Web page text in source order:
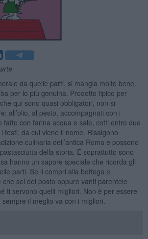
da quelle parti, si mangia molto bene.
per lo più genuina. Prodotto tipico per
qui sono quasi obbligatori, non si
all’olio, al pesto, accompagnati con i
fatto con farina acqua e sale, cotti entro due
testi, da cui viene il nome. Risalgono
culinaria dell’antica Roma e possono
della storia. E soprattutto sono
hanno un sapore speciale che ricorda gli
parti. Se li compri alla bottega e
sei del posto oppure vanti parentele
ti servono quelli migliori. Non è per essere
il meglio va con i migliori.